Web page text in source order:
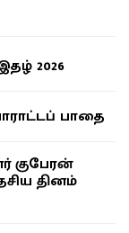
2026
பாதை
குபேரன்
தினம்